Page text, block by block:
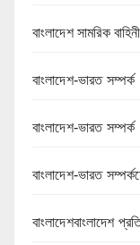
বাংলাদেশ সামরিক
বাংলাদেশ-ভারত সম্পর্ক
বাংলাদেশ-ভারত সম্পর্ক
বাংলাদেশ-ভারত
বাংলাদেশবাংলাদেশ